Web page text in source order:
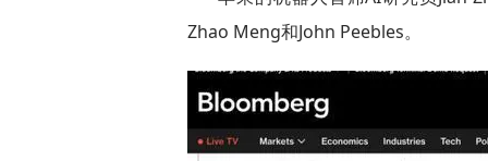
Zhao Meng和John Peebles。